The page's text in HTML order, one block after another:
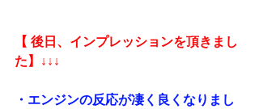
【 後日、インプレッションを頂きまし
た】↓↓↓
・エンジンの反応が凄く良くなりまし